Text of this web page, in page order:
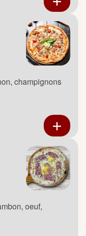
champignons
oeuf,